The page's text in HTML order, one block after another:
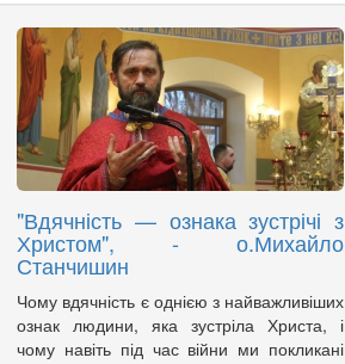
"Вдячність — ознака зустрічі з
Христом", - о.Михайло
Станчишин
Чому вдячність є однією з найважливіших
ознак людини, яка зустріла Христа, і
чому навіть під час війни ми покликані